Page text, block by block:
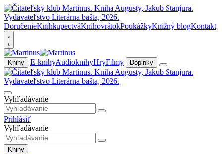
DoručenieKníhkupectváKnihovrátokPoukážkyKnižný blogKontakt
Knihy E-knihyAudioknihyHryFilmy Doplnky
Vyhľadávanie
Prihlásiť
Vyhľadávanie
Knihy